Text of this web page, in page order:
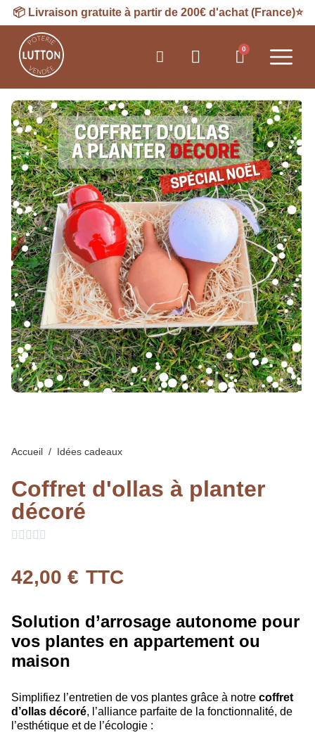
📦 Livraison gratuite à partir de 200€ d'achat (France)⭐
Accueil Idées cadeaux
Coffret d'ollas à planter
décoré
    
42,00 € TTC
Solution d’arrosage autonome pour
vos plantes en appartement ou
maison
Simplifiez l’entretien de vos plantes grâce à notre coffret
d’ollas décoré, l’alliance parfaite de la fonctionnalité, de
l’esthétique et de l’écologie :